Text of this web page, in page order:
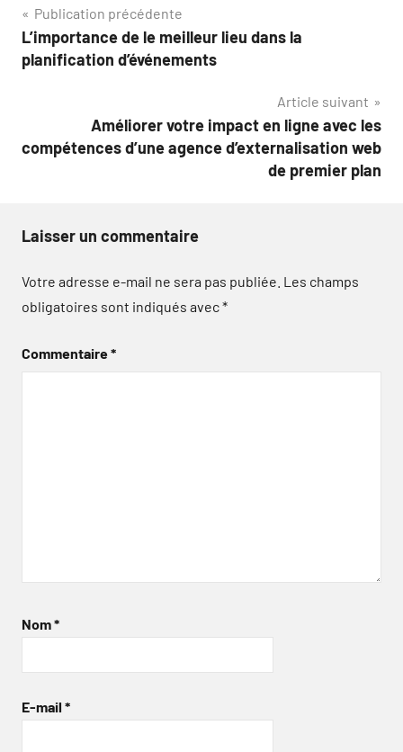
Navigation
de
Publication précédente
L’importance de le meilleur lieu dans la
planification d’événements
Article suivant
Améliorer votre impact en ligne avec les
compétences d’une agence d’externalisation web
de premier plan
Laisser un commentaire
Votre adresse e-mail ne sera pas publiée. Les champs
obligatoires sont indiqués avec*
Commentaire*
Nom*
E-mail *